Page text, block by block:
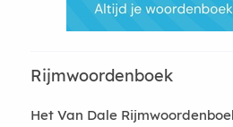
Rijmwoordenboek
Het Van Dale